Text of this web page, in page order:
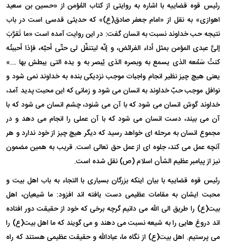
رئیس قوه قضاییه با اشاره به روایتی از کتاب المُؤمن از «حسین بن سعید
اهوازی» به نقل از «امام جعفر صادق(ع)» که حدیثی قدسی است در باب
نتیجه حب خداوند نسبت به انسان گفت: در این روایت آمده است «ما تَقرَّبَ
إلیَّ عبدی المؤمن بمثل أداء الفرائض، و إنّه لیتنفّل لی حتّی أحبّه، فإذا أحببتُه
کنتُ سَمْعه الذی یسمع به وبصره الذی یُبصر به و یده التی یبطش بها ...»
یعنی هیچ چیز نظیر انجام واجبات موجب نزدیکی بنده به خداوند نمی شود و
نوافل موجب حبّ خداوند به انسان می شود و زمانی که این محبت پدید آمد،
خداوند گوش انسان می شود که با آن می شنود، چشم انسان می شود که با
آن می بیند، دست انسان می شود که با آن عملی را انجام می دهد و در
مجموع انسان به مرحله ای خواهد رسید که دیگر هیچ چیز از خود ندارد و هر
آنچه عمل می کند، جلوه ای از عمل حق تعالی است. قریب به همین مضمون
نیز از پیامبر عظیم الشأن اسلام (ص) نقل شده است.
رئیس قوه قضاییه با بیان اینکه بزرگان بسیاری با التجاء به باب اهل بیت و
محبت ایشان به مقامات عظیمی دست یافته اند افزود: ما شیعیان، اهل
بیت(ع) را طریق الی الله می دانیم گرچه برخی که خود از حقیقت دور افتاده
اند دروغ هایی را به شیعه نسبت می دهند و می گویند که ما اهل بیت(ع) را
می پرستیم. اهل بیت(ع) از نگاه ما، عبادالله و حقیقت عظیمی هستند که راه